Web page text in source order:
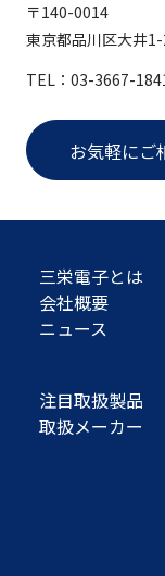
〒140-0014
東京都品川区大井
TEL：03-3667-
お気軽にご
三栄電子とは
会社概要
ニュース
注目取扱製品
取扱メーカー